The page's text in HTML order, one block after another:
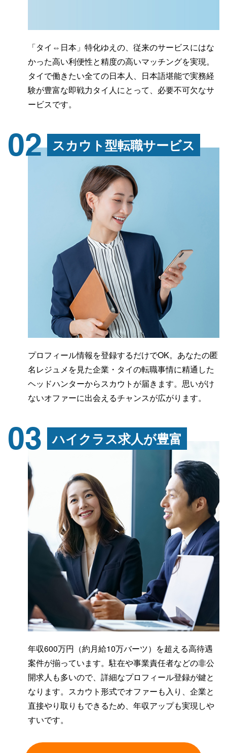
「タイ⇔日本」特化ゆえの、従来のサービスにはな
かった高い利便性と精度の高いマッチングを実現。
タイで働きたい全ての日本人、日本語堪能で実務経
験が豊富な即戦力タイ人にとって、必要不可欠なサ
ービスです。
02 スカウト型転職サービス
プロフィール情報を登録するだけでOK。あなたの匿
名レジュメを見た企業・タイの転職事情に精通した
ヘッドハンターからスカウトが届きます。思いがけ
ないオファーに出会えるチャンスが広がります。
03 ハイクラス求人が豊富
年収600万円（約月給10万バーツ）を超える高待遇
案件が揃っています。駐在や事業責任者などの非公
開求人も多いので、詳細なプロフィール登録が鍵と
なります。スカウト形式でオファーも入り、企業と
直接やり取りもできるため、年収アップも実現しや
すいです。